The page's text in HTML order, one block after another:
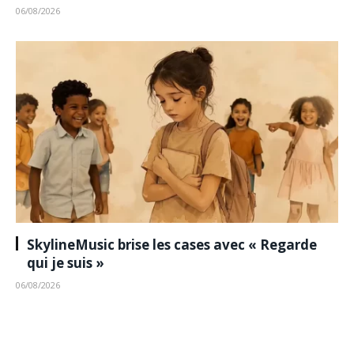
06/08/2026
SkylineMusic brise les cases avec « Regarde
qui je suis »
06/08/2026